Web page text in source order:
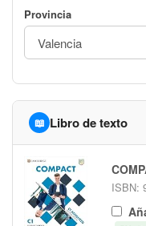
Provincia
📖 Libro de texto
ISBN: